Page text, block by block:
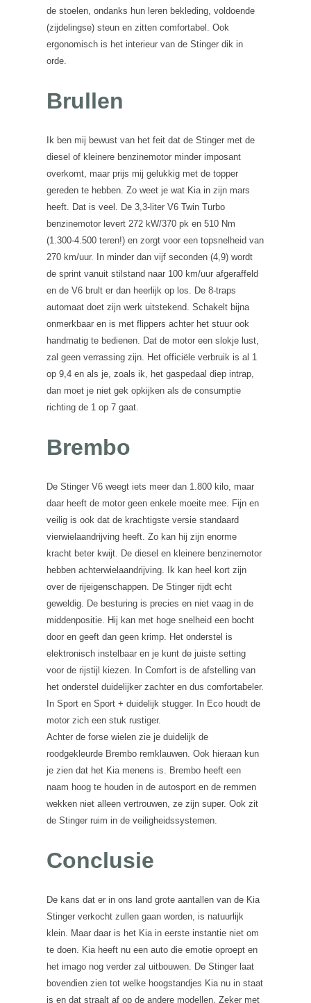
de stoelen, ondanks hun leren bekleding, voldoende
(zijdelingse) steun en zitten comfortabel. Ook
ergonomisch is het interieur van de Stinger dik in
orde.
Brullen
Ik ben mij bewust van het feit dat de Stinger met de
diesel of kleinere benzinemotor minder imposant
overkomt, maar prijs mij gelukkig met de topper
gereden te hebben. Zo weet je wat Kia in zijn mars
heeft. Dat is veel. De 3,3-liter V6 Twin Turbo
benzinemotor levert 272 kW/370 pk en 510 Nm
(1.300-4.500 teren!) en zorgt voor een topsnelheid van
270 km/uur. In minder dan vijf seconden (4,9) wordt
de sprint vanuit stilstand naar 100 km/uur afgeraffeld
en de V6 brult er dan heerlijk op los. De 8-traps
automaat doet zijn werk uitstekend. Schakelt bijna
onmerkbaar en is met flippers achter het stuur ook
handmatig te bedienen. Dat de motor een slokje lust,
zal geen verrassing zijn. Het officiële verbruik is al 1
op 9,4 en als je, zoals ik, het gaspedaal diep intrap,
dan moet je niet gek opkijken als de consumptie
richting de 1 op 7 gaat.
Brembo
De Stinger V6 weegt iets meer dan 1.800 kilo, maar
daar heeft de motor geen enkele moeite mee. Fijn en
veilig is ook dat de krachtigste versie standaard
vierwielaandrijving heeft. Zo kan hij zijn enorme
kracht beter kwijt. De diesel en kleinere benzinemotor
hebben achterwielaandrijving. Ik kan heel kort zijn
over de rijeigenschappen. De Stinger rijdt echt
geweldig. De besturing is precies en niet vaag in de
middenpositie. Hij kan met hoge snelheid een bocht
door en geeft dan geen krimp. Het onderstel is
elektronisch instelbaar en je kunt de juiste setting
voor de rijstijl kiezen. In Comfort is de afstelling van
het onderstel duidelijker zachter en dus comfortabeler.
In Sport en Sport + duidelijk stugger. In Eco houdt de
motor zich een stuk rustiger.
Achter de forse wielen zie je duidelijk de
roodgekleurde Brembo remklauwen. Ook hieraan kun
je zien dat het Kia menens is. Brembo heeft een
naam hoog te houden in de autosport en de remmen
wekken niet alleen vertrouwen, ze zijn super. Ook zit
de Stinger ruim in de veiligheidssystemen.
Conclusie
De kans dat er in ons land grote aantallen van de Kia
Stinger verkocht zullen gaan worden, is natuurlijk
klein. Maar daar is het Kia in eerste instantie niet om
te doen. Kia heeft nu een auto die emotie oproept en
het imago nog verder zal uitbouwen. De Stinger laat
bovendien zien tot welke hoogstandjes Kia nu in staat
is en dat straalt af op de andere modellen. Zeker met